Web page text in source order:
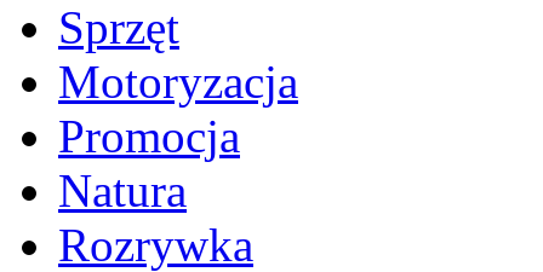
Sprzęt
Motoryzacja
Promocja
Natura
Rozrywka